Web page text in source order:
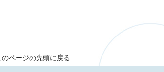
のページの先頭に戻る